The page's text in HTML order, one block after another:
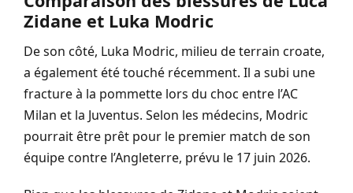
Zidane et Luka Modric
De son côté, Luka Modric, milieu de terrain croate,
a également été touché récemment. Il a subi une
fracture à la pommette lors du choc entre l’AC
Milan et la Juventus. Selon les médecins, Modric
pourrait être prêt pour le premier match de son
équipe contre l’Angleterre, prévu le 17 juin 2026.